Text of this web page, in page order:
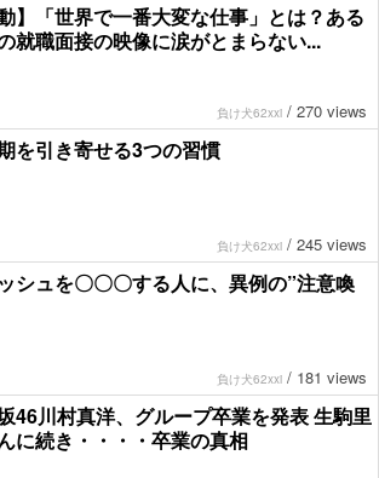
動】「世界で一番大変な仕事」とは？ある
就職面接の映像に涙がとまらない...
負け犬62xxi / 270 views
を引き寄せる3つの習慣
負け犬62xxi / 245 views
シュを〇〇〇する人に、異例の”注意喚
負け犬62xxi / 181 views
46川村真洋、グループ卒業を発表 生駒里
に続き・・・・卒業の真相